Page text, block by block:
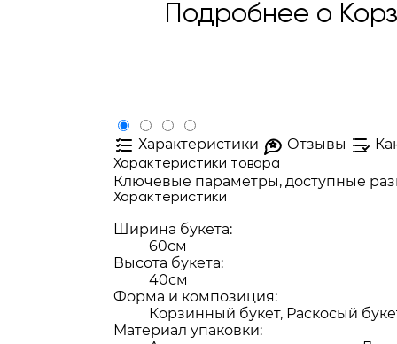
Подробнее о
Характеристики Отзывы
Характеристики товара
Ключевые параметры, доступные
Характеристики
Ширина букета:
60см
Высота букета:
40см
Форма и композиция:
Корзинный букет, Раскосый
Материал упаковки: